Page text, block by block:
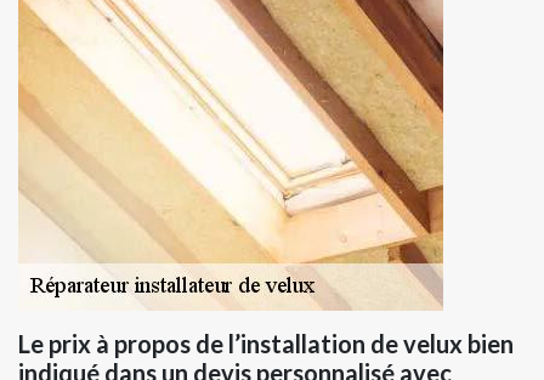
Le prix à propos de l’installation de velux bien
indiqué dans un devis personnalisé avec